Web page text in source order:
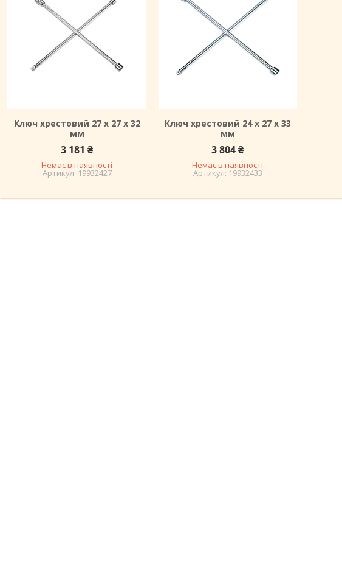
Ключ хрестовий 27 х 27 х 32
мм
3 181 ₴
Немає в наявності
19932427
Ключ хрестовий 24 х 27 х 33
мм
3 804 ₴
Немає в наявності
19932433